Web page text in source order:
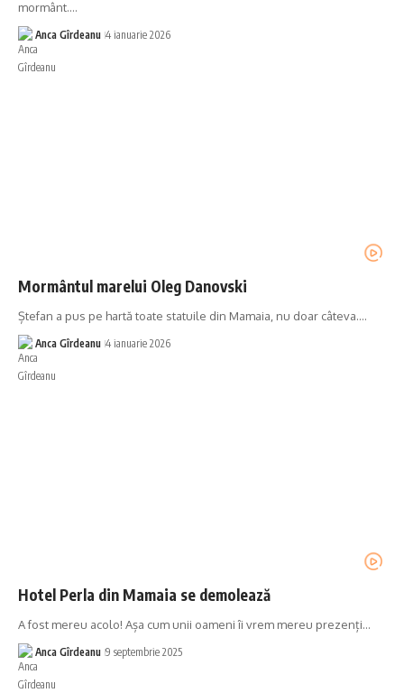
mormânt.…
Anca Gîrdeanu 4 ianuarie 2026
Mormântul marelui Oleg Danovski
Ștefan a pus pe hartă toate statuile din Mamaia, nu doar câteva.…
Anca Gîrdeanu 4 ianuarie 2026
Hotel Perla din Mamaia se demolează
A fost mereu acolo! Așa cum unii oameni îi vrem mereu prezenți…
Anca Gîrdeanu 9 septembrie 2025